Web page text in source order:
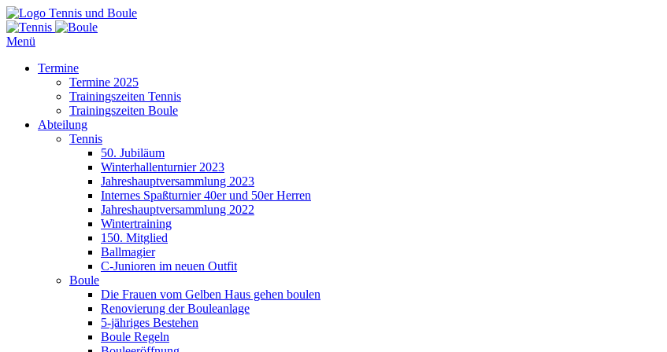
Tennis und Boule
Menü
Termine
Termine 2025
Trainingszeiten Tennis
Trainingszeiten Boule
Abteilung
Tennis
50. Jubiläum
Winterhallenturnier 2023
Jahreshauptversammlung 2023
Internes Spaßturnier 40er und 50er Herren
Jahreshauptversammlung 2022
Wintertraining
150. Mitglied
Ballmagier
C-Junioren im neuen Outfit
Boule
Die Frauen vom Gelben Haus gehen boulen
Renovierung der Bouleanlage
5-jähriges Bestehen
Boule Regeln